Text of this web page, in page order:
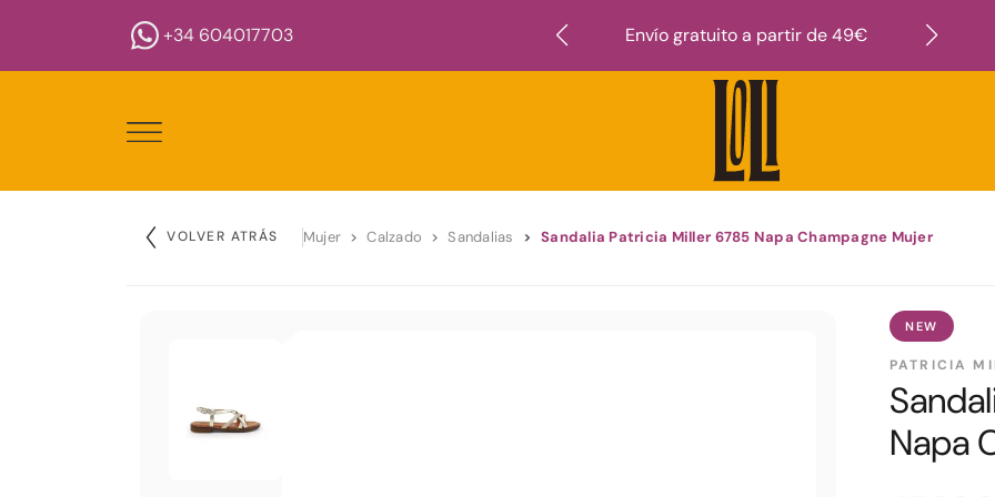
+34 604017703 Envío gratuito a partir de 49€
VOLVER ATRÁS Mujer Calzado Sandalias Sandalia Patricia Miller 6785 Napa Champagne Mujer
NEW
PATRICIA
Napa